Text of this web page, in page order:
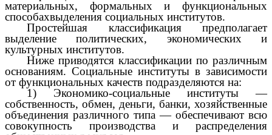
материальных, формальных и функциональных
способахвыделения социальных институтов.
Простейшая классификация предполагает
выделение политических, экономических и
культурных институтов.
Ниже приводятся классификации по различным
основаниям. Социальные институты в зависимости
от функциональных качеств подразделяются на:
1) Экономико-социальные институты —
собственность, обмен, деньги, банки, хозяйственные
объединения различного типа — обеспечивают всю
совокупность производства и распределения